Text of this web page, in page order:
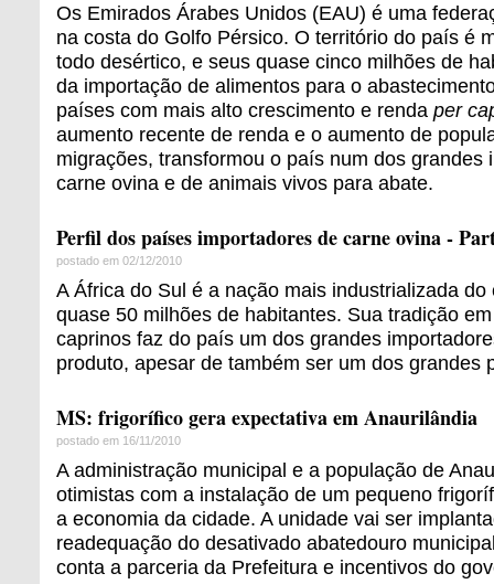
Os Emirados Árabes Unidos (EAU) é uma
na costa do Golfo Pérsico. O território do país é
todo desértico, e seus quase cinco milhões de
da importação de alimentos para o
países com mais alto crescimento e renda per
aumento recente de renda e o aumento de
migrações, transformou o país num dos grandes
carne ovina e de animais vivos para abate.
Perfil dos países importadores de carne ovina -
postado em 02/12/2010
A África do Sul é a nação mais industrializada do
quase 50 milhões de habitantes. Sua tradição
caprinos faz do país um dos grandes
produto, apesar de também ser um dos grandes
MS: frigorífico gera expectativa em Anaurilândia
postado em 16/11/2010
A administração municipal e a população de
otimistas com a instalação de um pequeno
a economia da cidade. A unidade vai ser
readequação do desativado abatedouro
conta a parceria da Prefeitura e incentivos do